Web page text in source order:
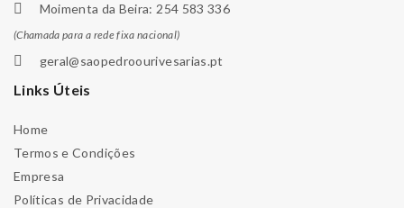
Moimenta da Beira: 254 583 336
(Chamada para a rede fixa nacional)
geral@saopedroourivesarias.pt
Links Úteis
Home
Termos e Condições
Empresa
Políticas de Privacidade